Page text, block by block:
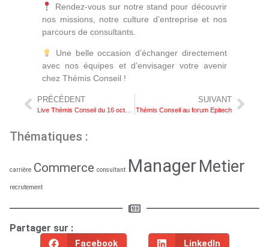
Rendez-vous sur notre stand pour découvrir
nos missions, notre culture d’entreprise et nos
parcours de consultants.
Une belle occasion d’échanger directement
avec nos équipes et d’envisager votre avenir
chez Thémis Conseil !
PRÉCÉDENT SUIVANT
Thémis Conseil au forum Epitech
Thématiques :
carrière Commerce consultant ManagerMetier
recrutement
Partager sur :
Facebook LinkedIn